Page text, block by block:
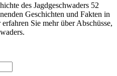
des Jagdgeschwaders 52
Geschichten und Fakten in
Sie mehr über Abschüsse,